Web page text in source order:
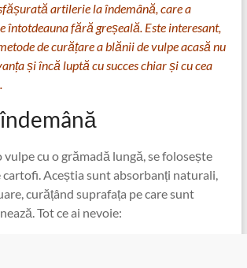
artilerie la îndemână, care a
întotdeauna fără greșeală. Este interesant,
de curățare a blănii de vulpe acasă nu
și încă luptă cu succes chiar și cu cea
vulpe cu o grămadă lungă, se folosește
cartofi. Aceștia sunt absorbanți naturali,
curățând suprafața pe care sunt
Tot ce ai nevoie: